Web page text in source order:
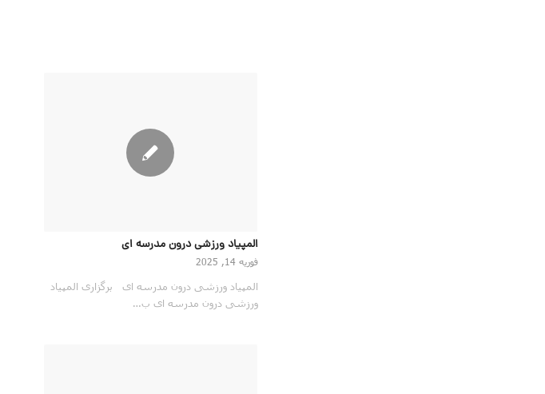
المپیاد ورزشی درون مدرسه ای
فوریه 14, 2025
المپیاد ورزشی درون مدرسه ای برگزاری المپیاد
ورزشی درون مدرسه ای ب…